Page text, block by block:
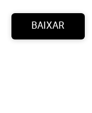
BAIXAR